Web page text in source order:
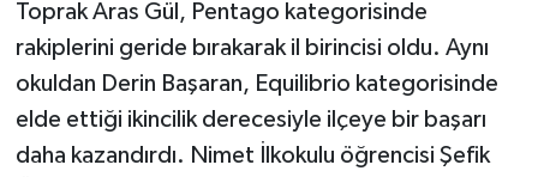
Toprak Aras Gül, Pentago kategorisinde
rakiplerini geride bırakarak il birincisi oldu. Aynı
okuldan Derin Başaran, Equilibrio kategorisinde
elde ettiği ikincilik derecesiyle ilçeye bir başarı
daha kazandırdı. Nimet İlkokulu öğrencisi Şefik